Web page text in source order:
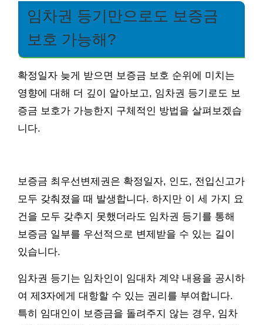
임차권 등기만으로도 보증금
보호 가능해?
확정일자 늦게 받으면 보증금 보호 순위에 미치는
영향에 대해 더 깊이 알아보고, 임차권 등기로도 보
증금 보호가 가능한지 구체적인 방법을 살펴보겠습
니다.
보증금 최우선변제권은 확정일자, 인도, 전입신고가
모두 갖춰졌을 때 발생합니다. 하지만 이 세 가지 요
건을 모두 갖추지 못했더라도 임차권 등기를 통해
보증금 일부를 우선적으로 변제받을 수 있는 길이
있습니다.
임차권 등기는 임차인이 임대차 계약 내용을 공시하
여 제3자에게 대항할 수 있는 권리를 부여합니다.
특히 임대인이 보증금을 돌려주지 않는 경우, 임차